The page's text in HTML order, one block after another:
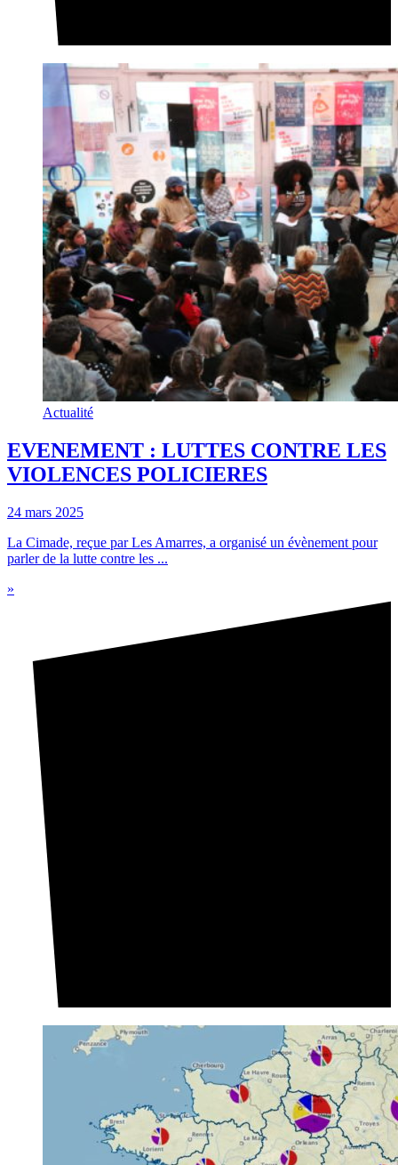
Actualité
EVENEMENT : LUTTES CONTRE LES
VIOLENCES POLICIERES
24 mars 2025
La Cimade, reçue par Les Amarres, a organisé un évènement pour
parler de la lutte contre les ...
»